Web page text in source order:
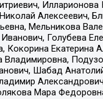
Алексеевич,
Мельникова
Голубева
Екатерина
Шабад
Мара